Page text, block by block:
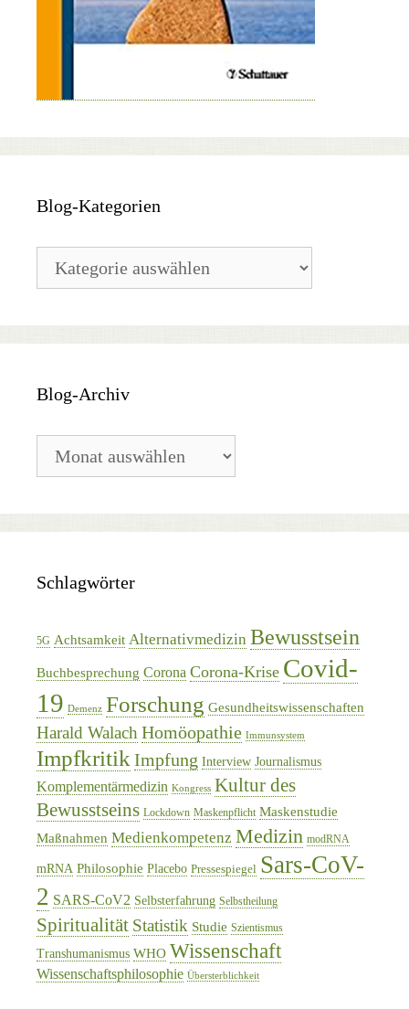
Blog-Kategorien
Kategorien
Blog-Archiv
Archiv
Schlagwörter
5G Achtsamkeit Alternativmedizin Bewusstsein
Buchbesprechung Corona Corona-Krise Covid-
19 Demenz Forschung Gesundheitswissenschaften
Harald Walach Homöopathie Immunsystem
Impfkritik Impfung Interview Journalismus
Komplementärmedizin Kongress Kultur des
Bewusstseins Lockdown Maskenpflicht Maskenstudie
Maßnahmen Medienkompetenz Medizin modRNA
mRNA Philosophie Placebo Pressespiegel Sars-CoV-
2 SARS-CoV2 Selbsterfahrung Selbstheilung
Spiritualität Statistik Studie Szientismus
Transhumanismus WHO Wissenschaft
Wissenschaftsphilosophie Übersterblichkeit